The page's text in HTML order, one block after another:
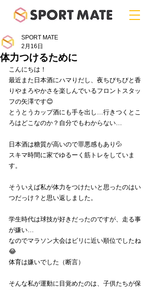
体力つけるために
SPORT MATE
2月16日
こんにちは！
最近また日本酒にハマりだし、夜ちびちびと香
りやまろやかさを楽しんでいるフロントスタッ
フの矢澤です😊
とうとうカップ酒にも手を出し…行きつくとこ
ろはどこなのか？自分でもわからない…
日本酒は糖質が高いので罪悪感もあり💦
スキマ時間に家でゆるーく筋トレをしていま
す。
そういえば私が体力をつけたいと思ったのはい
つだっけ？と思い返しました。
学生時代は球技が好きだったのですが、走る事
が嫌い…
なのでマラソン大会はビリに近い順位でしたね
😂
体育は嫌いでした（断言）
そんな私が運動に目覚めたのは、子供たちが保